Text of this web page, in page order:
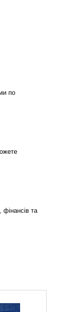
по
фінансів та